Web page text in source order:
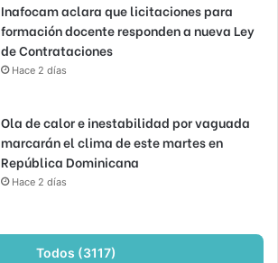
Inafocam aclara que licitaciones para
formación docente responden a nueva Ley
de Contrataciones
Hace 2 días
Ola de calor e inestabilidad por vaguada
marcarán el clima de este martes en
República Dominicana
Hace 2 días
Todos (3117)